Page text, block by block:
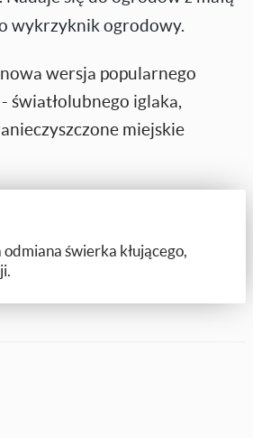
wykrzyknik ogrodowy.
wersja popularnego
światłolubnego iglaka,
miejskie
świerka kłującego,